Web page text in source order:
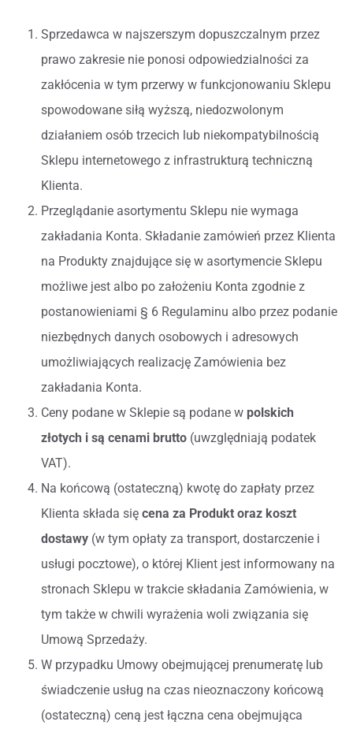
Sprzedawca w najszerszym dopuszczalnym przez
prawo zakresie nie ponosi odpowiedzialności za
zakłócenia w tym przerwy w funkcjonowaniu Sklepu
spowodowane siłą wyższą, niedozwolonym
działaniem osób trzecich lub niekompatybilnością
Sklepu internetowego z infrastrukturą techniczną
Klienta.
Przeglądanie asortymentu Sklepu nie wymaga
zakładania Konta. Składanie zamówień przez Klienta
na Produkty znajdujące się w asortymencie Sklepu
możliwe jest albo po założeniu Konta zgodnie z
postanowieniami § 6 Regulaminu albo przez podanie
niezbędnych danych osobowych i adresowych
umożliwiających realizację Zamówienia bez
zakładania Konta.
Ceny podane w Sklepie są podane w polskich
złotych i są cenami brutto (uwzględniają podatek
VAT).
Na końcową (ostateczną) kwotę do zapłaty przez
Klienta składa się cena za Produkt oraz koszt
dostawy (w tym opłaty za transport, dostarczenie i
usługi pocztowe), o której Klient jest informowany na
stronach Sklepu w trakcie składania Zamówienia, w
tym także w chwili wyrażenia woli związania się
Umową Sprzedaży.
W przypadku Umowy obejmującej prenumeratę lub
świadczenie usług na czas nieoznaczony końcową
(ostateczną) ceną jest łączna cena obejmująca